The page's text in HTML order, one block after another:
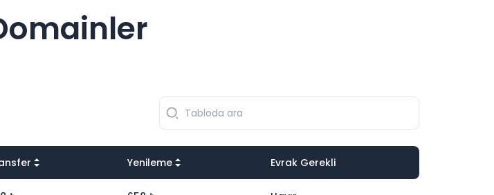
Yenileme Evrak Gerekli